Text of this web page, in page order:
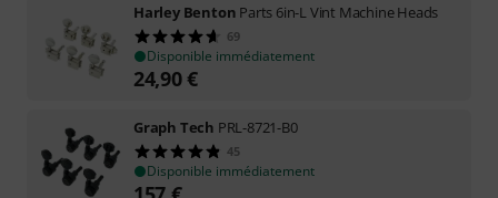
Harley Benton Parts 6in-L Vint Machine Heads
69
Disponible immédiatement
24,90€
Graph Tech PRL-8721-B0
45
Disponible immédiatement